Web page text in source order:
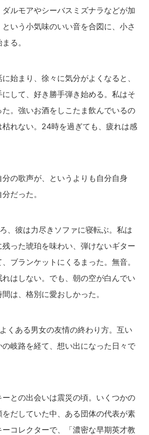
ルモアやシーバスミズナラなどが加
いう小気味のいい音を合図に、小さ
る。
始まり、徐々に気分がよくなると、
して、好き勝手弾き始める。私はそ
。強いお酒をしこたま飲んでいるの
枯れない。24時を過ぎても、疲れは感
の歌声が、というよりも自分自身
だった。
、彼は力尽きソファに寝転ぶ。私は
残った琥珀を味わい、弾けないギター
ブランケットにくるまった。無音。
はしない。でも、朝の空が白んでい
は、格別に愛おしかった。
くある男女の友情の終わり方。互い
岐路を経て、想い出になった日々で
との出会いは震災の頃。いくつかの
だしていた中、ある団体の代表が素
コレクターで、「濃密な早期英才教